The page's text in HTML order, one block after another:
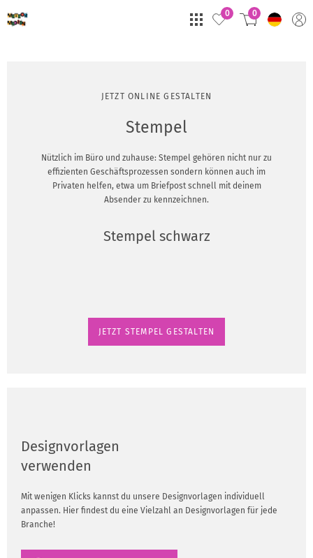
0 0
JETZT ONLINE GESTALTEN
Stempel
Nützlich im Büro und zuhause: Stempel gehören nicht nur zu
effizienten Geschäftsprozessen sondern können auch im
Privaten helfen, etwa um Briefpost schnell mit deinem
Absender zu kennzeichnen.
Stempel schwarz
JETZT STEMPEL GESTALTEN
Designvorlagen
verwenden
Mit wenigen Klicks kannst du unsere Designvorlagen individuell
anpassen. Hier findest du eine Vielzahl an Designvorlagen für jede
Branche!